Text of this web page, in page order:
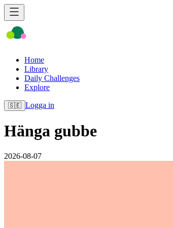
Home
Library
Daily Challenges
Explore
🇸🇪 Logga in
Hänga gubbe
2026-08-07